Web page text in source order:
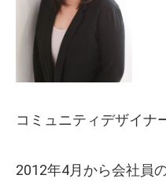
コミュニティデザイナ
2012年4月から会社員